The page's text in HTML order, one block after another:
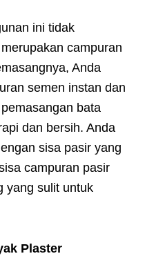
ini tidak
campuran
Anda
semen instan dan
bata
dan bersih. Anda
sisa pasir yang
campuran pasir
yang sulit untuk
Plaster